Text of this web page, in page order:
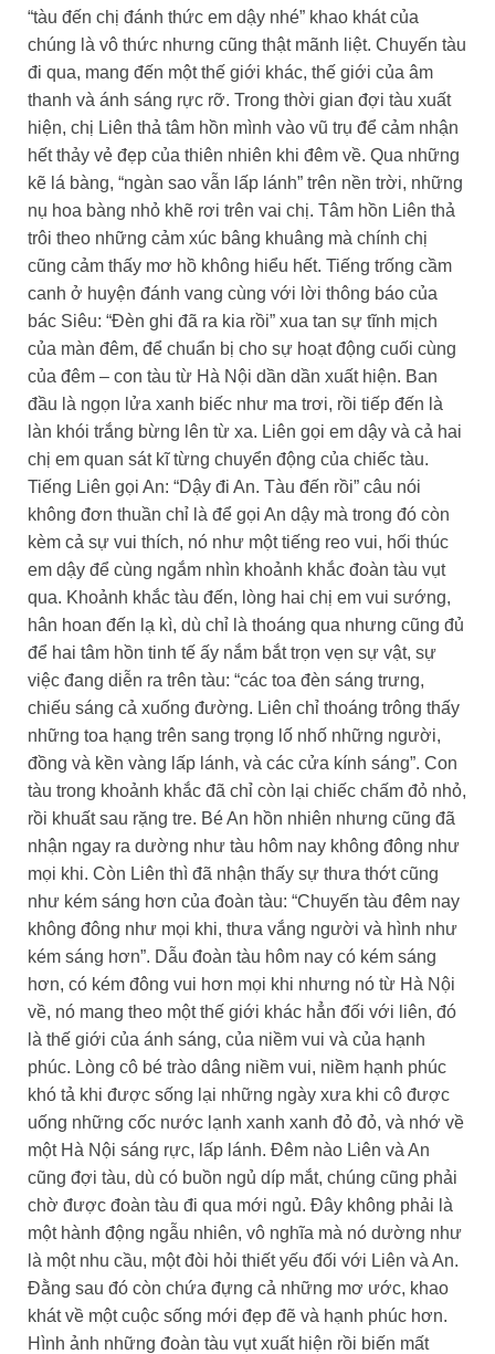
“tàu đến chị đánh thức em dậy nhé” khao khát của
chúng là vô thức nhưng cũng thật mãnh liệt. Chuyến tàu
đi qua, mang đến một thế giới khác, thế giới của âm
thanh và ánh sáng rực rỡ. Trong thời gian đợi tàu xuất
hiện, chị Liên thả tâm hồn mình vào vũ trụ để cảm nhận
hết thảy vẻ đẹp của thiên nhiên khi đêm về. Qua những
kẽ lá bàng, “ngàn sao vẫn lấp lánh” trên nền trời, những
nụ hoa bàng nhỏ khẽ rơi trên vai chị. Tâm hồn Liên thả
trôi theo những cảm xúc bâng khuâng mà chính chị
cũng cảm thấy mơ hồ không hiểu hết. Tiếng trống cầm
canh ở huyện đánh vang cùng với lời thông báo của
bác Siêu: “Đèn ghi đã ra kia rồi” xua tan sự tĩnh mịch
của màn đêm, để chuẩn bị cho sự hoạt động cuối cùng
của đêm – con tàu từ Hà Nội dần dần xuất hiện. Ban
đầu là ngọn lửa xanh biếc như ma trơi, rồi tiếp đến là
làn khói trắng bừng lên từ xa. Liên gọi em dậy và cả hai
chị em quan sát kĩ từng chuyển động của chiếc tàu.
Tiếng Liên gọi An: “Dậy đi An. Tàu đến rồi” câu nói
không đơn thuần chỉ là để gọi An dậy mà trong đó còn
kèm cả sự vui thích, nó như một tiếng reo vui, hối thúc
em dậy để cùng ngắm nhìn khoảnh khắc đoàn tàu vụt
qua. Khoảnh khắc tàu đến, lòng hai chị em vui sướng,
hân hoan đến lạ kì, dù chỉ là thoáng qua nhưng cũng đủ
để hai tâm hồn tinh tế ấy nắm bắt trọn vẹn sự vật, sự
việc đang diễn ra trên tàu: “các toa đèn sáng trưng,
chiếu sáng cả xuống đường. Liên chỉ thoáng trông thấy
những toa hạng trên sang trọng lố nhố những người,
đồng và kền vàng lấp lánh, và các cửa kính sáng”. Con
tàu trong khoảnh khắc đã chỉ còn lại chiếc chấm đỏ nhỏ,
rồi khuất sau rặng tre. Bé An hồn nhiên nhưng cũng đã
nhận ngay ra dường như tàu hôm nay không đông như
mọi khi. Còn Liên thì đã nhận thấy sự thưa thớt cũng
như kém sáng hơn của đoàn tàu: “Chuyến tàu đêm nay
không đông như mọi khi, thưa vắng người và hình như
kém sáng hơn”. Dẫu đoàn tàu hôm nay có kém sáng
hơn, có kém đông vui hơn mọi khi nhưng nó từ Hà Nội
về, nó mang theo một thế giới khác hẳn đối với liên, đó
là thế giới của ánh sáng, của niềm vui và của hạnh
phúc. Lòng cô bé trào dâng niềm vui, niềm hạnh phúc
khó tả khi được sống lại những ngày xưa khi cô được
uống những cốc nước lạnh xanh xanh đỏ đỏ, và nhớ về
một Hà Nội sáng rực, lấp lánh. Đêm nào Liên và An
cũng đợi tàu, dù có buồn ngủ díp mắt, chúng cũng phải
chờ được đoàn tàu đi qua mới ngủ. Đây không phải là
một hành động ngẫu nhiên, vô nghĩa mà nó dường như
là một nhu cầu, một đòi hỏi thiết yếu đối với Liên và An.
Đằng sau đó còn chứa đựng cả những mơ ước, khao
khát về một cuộc sống mới đẹp đẽ và hạnh phúc hơn.
Hình ảnh những đoàn tàu vụt xuất hiện rồi biến mất